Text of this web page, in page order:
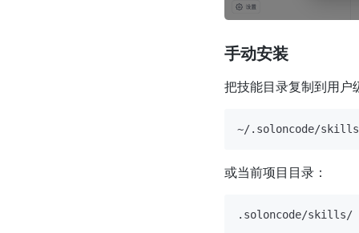
手动安装
把技能目录复制到用户
或当前项目目录：